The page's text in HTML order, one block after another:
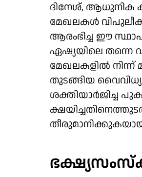
ദിനേശ്, ആധുനിക
മേഖലകൾ
ആരംഭിച്ച ഈ
ഏഷ്യയിലെ തന്നെ
മേഖലകളിൽ
തുടങ്ങിയ
ശക്തിയാര്‍ജിച്ച